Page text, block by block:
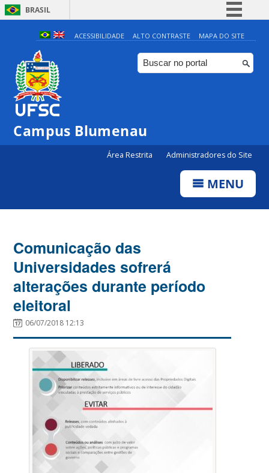
BRASIL
Simplifique!
Comunica BR
Participe
ACESSIBILIDADE ALTO CONTRASTE MAPA DO SITE
Campus Blumenau
Área Restrita Administradores do Site
MENU
Comunicação das
Universidades sofrerá
alterações durante período
eleitoral
06/07/2018 12:13